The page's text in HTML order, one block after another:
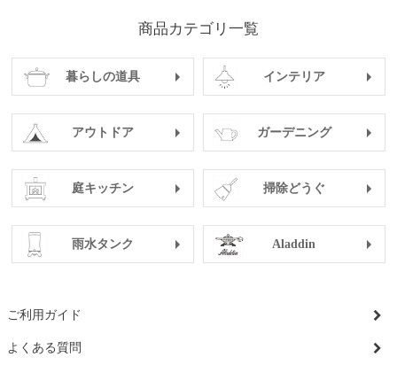
商品カテゴリ一覧
暮らしの道具 インテリア
アウトドア ガーデニング
庭キッチン 掃除どうぐ
雨水タンク Aladdin
ご利用ガイド
よくある質問